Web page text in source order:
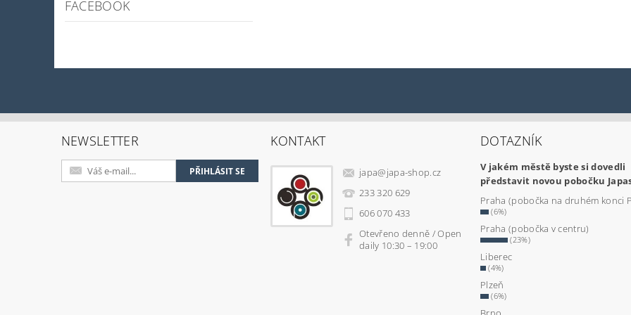
FACEBOOK
NEWSLETTER KONTAKT
japa@japa-shop.cz
233 320 629
606 070 433
Otevřeno denně / Open
daily 10:30 – 19:00
DOTAZNÍK
V jakém městě byste si dovedli
představit novou pobočku
Praha (pobočka na druhém konci
(6%)
Praha (pobočka v centru)
(23%)
Liberec
(4%)
Plzeň
(6%)